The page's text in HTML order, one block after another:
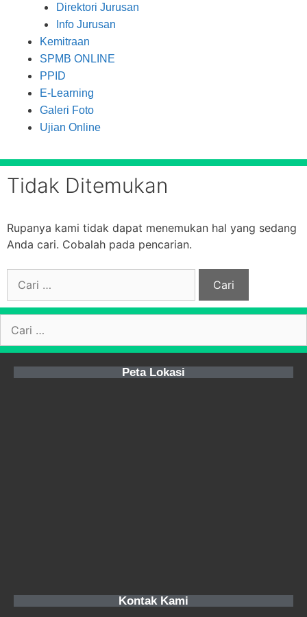
Direktori Jurusan
Info Jurusan
Kemitraan
SPMB ONLINE
PPID
E-Learning
Galeri Foto
Ujian Online
Tidak Ditemukan
Rupanya kami tidak dapat menemukan hal yang sedang
Anda cari. Cobalah pada pencarian.
Peta Lokasi
Kontak Kami